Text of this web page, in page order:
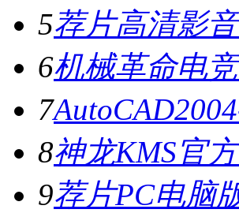
5荐片高清影
6机械革命电
7
8神龙KMS官
9荐片PC电脑